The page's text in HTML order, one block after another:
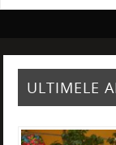
ULTIMELE